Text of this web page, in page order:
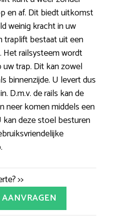
en af. Dit biedt uitkomst
weinig kracht in uw
traplift bestaat uit een
Het railsysteem wordt
trap. Dit kan zowel
binnenzijde. U levert dus
D.m.v. de rails kan de
neer komen middels een
deze stoel besturen
>>
AANVRAGEN